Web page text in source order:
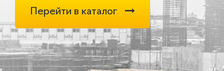
Перейти в каталог